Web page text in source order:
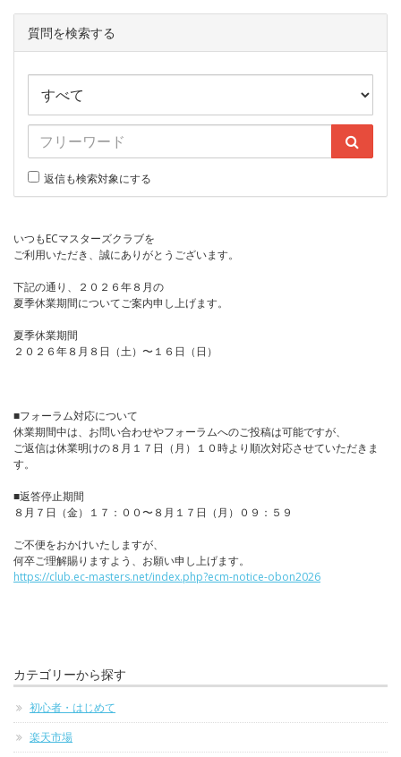
質問を検索する
返信も検索対象にする
いつもECマスターズクラブを
ご利用いただき、誠にありがとうございます。
下記の通り、２０２６年８月の
夏季休業期間についてご案内申し上げます。
夏季休業期間
２０２６年８月８日（土）〜１６日（日）
■フォーラム対応について
休業期間中は、お問い合わせやフォーラムへのご投稿は可能ですが、
ご返信は休業明けの８月１７日（月）１０時より順次対応させていただきま
す。
■返答停止期間
８月７日（金）１７：００〜８月１７日（月）０９：５９
ご不便をおかけいたしますが、
何卒ご理解賜りますよう、お願い申し上げます。
https://club.ec-masters.net/index.php?ecm-notice-obon2026
カテゴリーから探す
初心者・はじめて
楽天市場